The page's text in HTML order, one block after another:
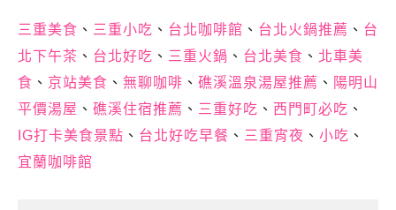
三重美食 、 三重小吃 、 台北咖啡館 、 台北火鍋推薦 、 台
北下午茶 、 台北好吃 、 三重火鍋 、 台北美食 、 北車美
食 、 京站美食 、 無聊咖啡 、 礁溪溫泉湯屋推薦 、 陽明山
平價湯屋 、 礁溪住宿推薦 、 三重好吃 、 西門町必吃 、
IG打卡美食景點 、 台北好吃早餐 、 三重宵夜 、 小吃 、
宜蘭咖啡館